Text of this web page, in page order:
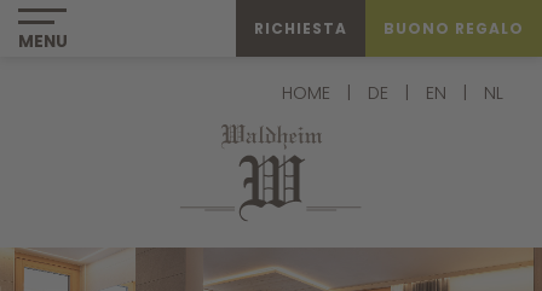
HOME DE EN NL
MENU
RICHIESTA BUONO REGALO